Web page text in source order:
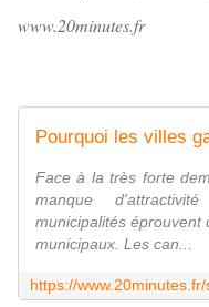
www.20minutes.fr
Face à la très forte
manque
municipalités éprouvent
municipaux. Les can...